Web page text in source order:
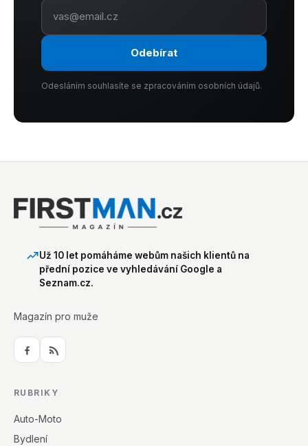
Odebírat
Odesláním souhlasíte se zpracováním osobních údajů.
Už 10 let pomáháme webům našich klientů na
přední pozice ve vyhledávání Google a
Seznam.cz.
Magazín pro muže
RUBRIKY
Auto-Moto
Bydlení